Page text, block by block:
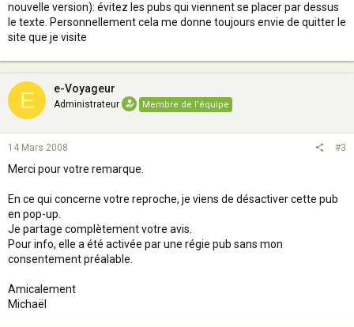
nouvelle version): évitez les pubs qui viennent se placer par dessus
le texte. Personnellement cela me donne toujours envie de quitter le
site que je visite
E e-Voyageur
Administrateur Membre de l'équipe
14 Mars 2008 #3
Merci pour votre remarque.
En ce qui concerne votre reproche, je viens de désactiver cette pub
en pop-up.
Je partage complètement votre avis.
Pour info, elle a été activée par une régie pub sans mon
consentement préalable.
Amicalement
Michaël